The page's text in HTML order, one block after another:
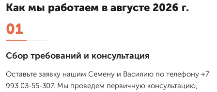
Как мы работаем в августе 2026 г.
01
Сбор требований и консультация
Оставьте заявку нашим Семену и Василию по телефону +7
993 03-55-307. Мы проведем первичную консультацию,